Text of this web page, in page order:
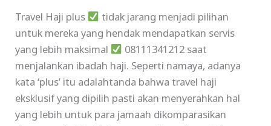
Travel Haji plus
tidak jarang menjadi pilihan
untuk mereka yang hendak mendapatkan servis
yang lebih maksimal
08111341212 saat
menjalankan ibadah haji. Seperti namaya, adanya
kata ‘plus’ itu adalahtanda bahwa travel haji
eksklusif yang dipilih pasti akan menyerahkan hal
yang lebih untuk para jamaah dikomparasikan